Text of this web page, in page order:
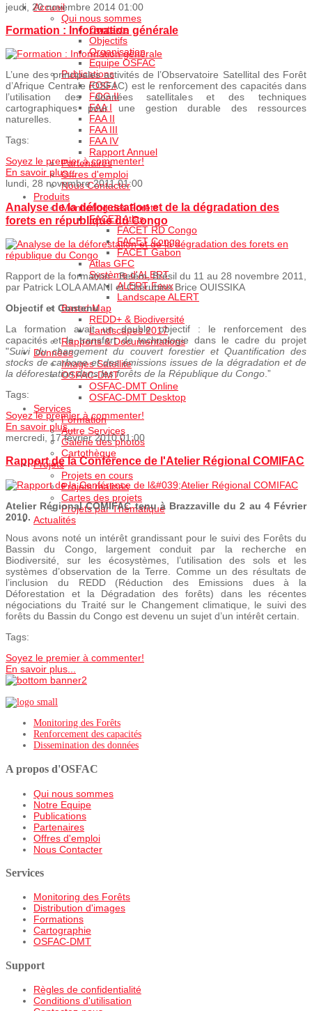
Accueil
Qui nous sommes
Contexte
Objectifs
Organisation
Equipe OSFAC
Publications
FOG I
FOG II
FAA I
FAA II
FAA III
FAA IV
Rapport Annuel
Partenaires
Offres d'emploi
Nous Contacter
Produits
Monitoring des Forêts
FACET Atlas
FACET RD Congo
FACET Congo
FACET Gabon
Atlas GFC
Système d'ALERT
ALERT Feux
Landscape ALERT
Based Map
REDD+ & Biodiversité
Landscapes 2017
Rapports & Documentations
Données
Images Satellite
OSFAC-DMT
OSFAC-DMT Online
OSFAC-DMT Desktop
Services
Formation
Autre Services
Galerie des photos
Cartothèque
Projets
Projets en cours
Projets realisés
Cartes des projets
Projets par Thématique
Actualités
jeudi, 20 novembre 2014 01:00
Formation : Information générale
L’une des principales activités de l’Observatoire Satellital des Forêt
d’Afrique Centrale (OSFAC) est le renforcement des capacités dans
l’utilisation des données satellitales et des techniques
cartographiques pour une gestion durable des ressources
naturelles.
Tags:
Soyez le premier à commenter!
En savoir plus...
lundi, 28 novembre 2011 01:00
Analyse de la déforestation et de la dégradation des
forets en république du Congo
Rapport de la formation - Belém, Brésil du 11 au 28 novembre 2011,
par Patrick LOLA AMANI et Chérubins Brice OUISSIKA
Objectif et Contenu
La formation avait un double objectif : le renforcement des
capacités et le transfert de technologie dans le cadre du projet
"Suivi du changement du couvert forestier et Quantification des
stocks de carbone et des émissions issues de la dégradation et de
la déforestation dans les forêts de la République du Congo .”
Tags:
Soyez le premier à commenter!
En savoir plus...
mercredi, 17 février 2010 01:00
Rapport de la Conférence de l'Atelier Régional COMIFAC
Atelier Régional COMIFAC tenu à Brazzaville du 2 au 4 Février
2010.
Nous avons noté un intérêt grandissant pour le suivi des Forêts du
Bassin du Congo, largement conduit par la recherche en
Biodiversité, sur les écosystèmes, l’utilisation des sols et les
systèmes d’observation de la Terre. Comme un des résultats de
l’inclusion du REDD (Réduction des Emissions dues à la
Déforestation et la Dégradation des forêts) dans les récentes
négociations du Traité sur le Changement climatique, le suivi des
forêts du Bassin du Congo est devenu un sujet d’un intérêt certain.
Tags:
Soyez le premier à commenter!
En savoir plus...
Monitoring des Forêts
Renforcement des capacités
Dissemination des données
A propos d'OSFAC
Qui nous sommes
Notre Equipe
Publications
Partenaires
Offres d'emploi
Nous Contacter
Services
Monitoring des Forêts
Distribution d'images
Formations
Cartographie
OSFAC-DMT
Support
Règles de confidentialité
Conditions d'utilisation